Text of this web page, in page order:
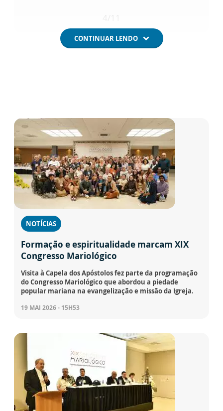
CONTINUAR LENDO
NOTÍCIAS
Formação e espiritualidade marcam XIX
Congresso Mariológico
Visita à Capela dos Apóstolos fez parte da programação
do Congresso Mariológico que abordou a piedade
popular mariana na evangelização e missão da Igreja.
19 MAI 2026 - 15H53